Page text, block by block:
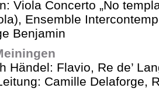
Viola Concerto „No
Ensemble
Benjamin
Händel: Flavio, Re de’
Camille Delaforge,